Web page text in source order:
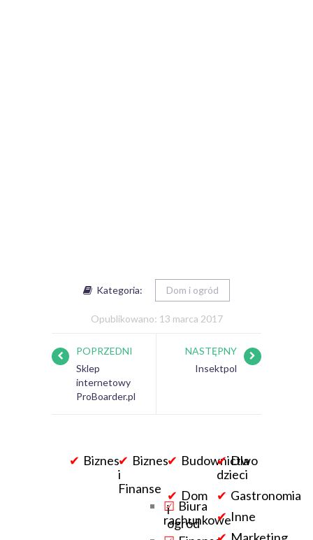
Kategoria: Dom i ogród
Opublikowano: 13 marca 2017
POPRZEDNI
Sklep
internetowy
ProBoarder.pl
NASTĘPNY
Insektpol
Biznes
Biznes
i
Finanse
Biura
rachunkowe
Budownictwo
Dla
dzieci
Dom
i
ogród
Gastronomia
Inne